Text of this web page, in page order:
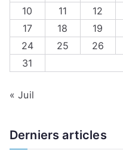
10
11 12
17
18 19
24
25 26
31
« Juil
Derniers articles